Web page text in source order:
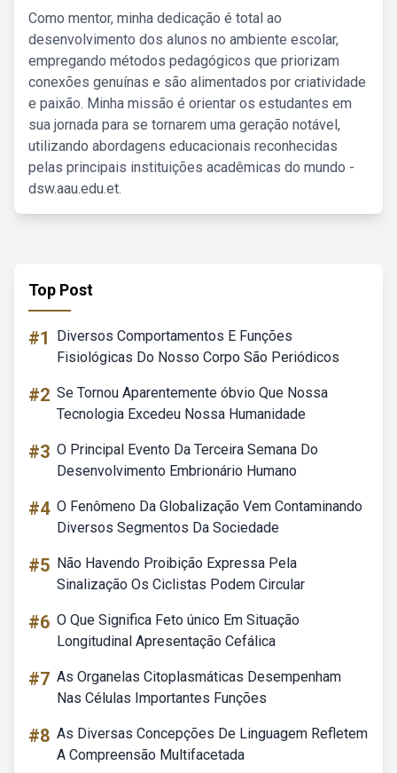
Como mentor, minha dedicação é total ao
desenvolvimento dos alunos no ambiente escolar,
empregando métodos pedagógicos que priorizam
conexões genuínas e são alimentados por criatividade
e paixão. Minha missão é orientar os estudantes em
sua jornada para se tornarem uma geração notável,
utilizando abordagens educacionais reconhecidas
pelas principais instituições acadêmicas do mundo -
dsw.aau.edu.et.
Top Post
#1
Diversos Comportamentos E Funções
Fisiológicas Do Nosso Corpo São Periódicos
#2 Se Tornou Aparentemente óbvio Que Nossa
Tecnologia Excedeu Nossa Humanidade
#3 O Principal Evento Da Terceira Semana Do
Desenvolvimento Embrionário Humano
#4 O Fenômeno Da Globalização Vem Contaminando
Diversos Segmentos Da Sociedade
#5 Não Havendo Proibição Expressa Pela
Sinalização Os Ciclistas Podem Circular
#6 O Que Significa Feto único Em Situação
Longitudinal Apresentação Cefálica
#7 As Organelas Citoplasmáticas Desempenham
Nas Células Importantes Funções
#8 As Diversas Concepções De Linguagem Refletem
A Compreensão Multifacetada